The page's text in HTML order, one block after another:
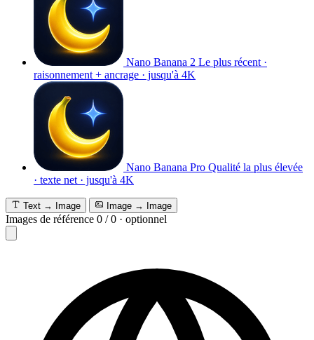
Nano Banana 2 Le plus récent ·
raisonnement + ancrage · jusqu'à 4K
Nano Banana Pro Qualité la plus élevée
· texte net · jusqu'à 4K
Text → Image Image → Image
Images de référence 0 /0 · optionnel